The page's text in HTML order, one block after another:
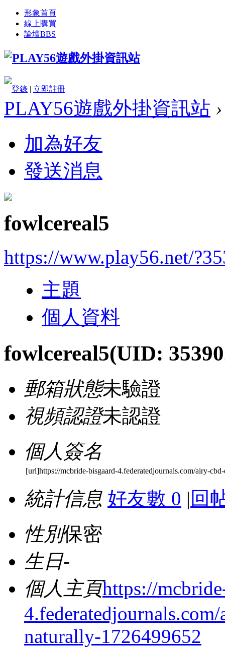
形象首頁
線上購買
論壇BBS
登錄 | 立即註冊
PLAY56遊戲外掛資訊站 ›
加為好友
發送消息
fowlcereal5
https://www.play56.net/
主題
個人資料
fowlcereal5(UID:
郵箱狀態未驗證
視頻認證未認證
個人簽名
[url]https://mcbride-bisgaard-4.federatedjournals.com/airy-
統計信息 好友數 0 | 回
性別保密
生日-
個人主頁https://
naturally-1726499652